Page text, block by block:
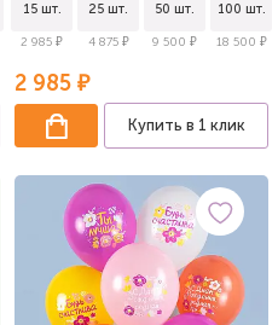
15 шт.
2 985 ₽
25 шт.
4 875 ₽
50 шт.
9 500 ₽
100 шт.
18 500 ₽
2 985 ₽
Купить в 1 клик